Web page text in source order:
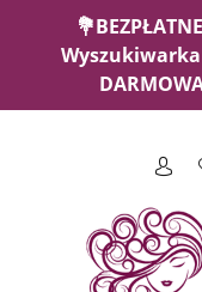
Wyszukiwarka